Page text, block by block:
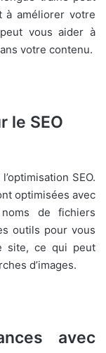
améliorer votre
vous aider à
votre contenu.
le SEO
SEO.
optimisées avec
de fichiers
outils pour vous
site, ce qui peut
d’images.
avec